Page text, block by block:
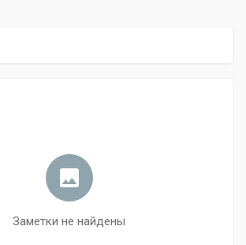
Заметки не найдены